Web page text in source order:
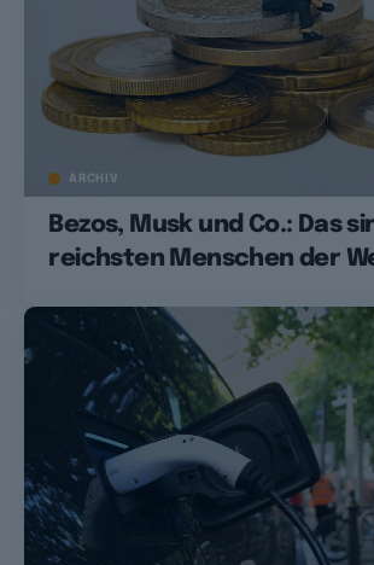
ARCHIV
Bezos, Musk und Co.: Das
reichsten Menschen der